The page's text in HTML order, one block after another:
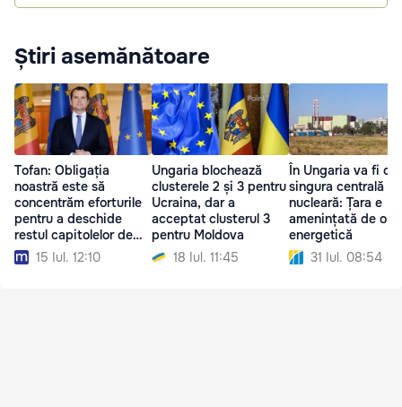
Știri asemănătoare
Tofan: Obligația
noastră este să
concentrăm eforturile
pentru a deschide
restul capitolelor de
negociere
15 Iul. 12:10
Ungaria blochează
clusterele 2 și 3 pentru
Ucraina, dar a
acceptat clusterul 3
pentru Moldova
18 Iul. 11:45
În Ungaria va fi
singura centrală
nucleară: Țara e
amenințată de o
energetică
31 Iul. 08:54